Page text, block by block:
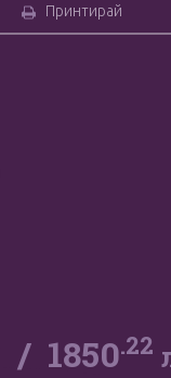
Принтирай
/ 1850.22